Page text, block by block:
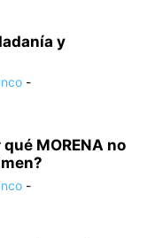
y
-
MORENA no
-